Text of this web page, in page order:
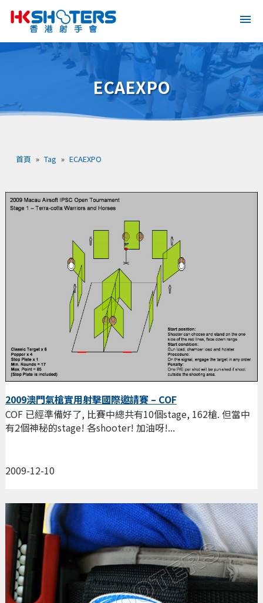
ECAEXPO
首頁 » Tag » ECAEXPO
2009澳門氣槍實用射擊國際邀請賽 – COF
2009-12-10
COF 已經準備好了, 比賽中總共有10個stage, 162槍. 但當中
有2個神秘的stage! 各shooter! 加油呀!...